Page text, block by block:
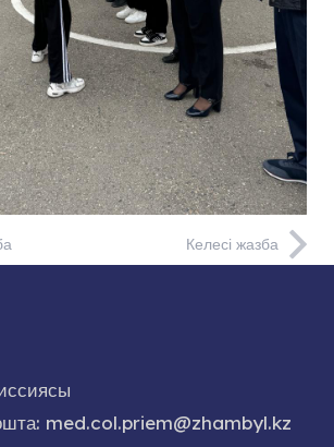
Келесі жазба
med.col.priem@zhambyl.kz